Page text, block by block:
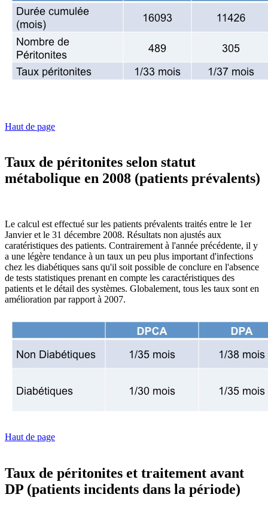
Haut de page
Taux de péritonites selon statut
métabolique en 2008 (patients prévalents)
Le calcul est effectué sur les patients prévalents traités entre le 1er
Janvier et le 31 décembre 2008. Résultats non ajustés aux
caratéristiques des patients. Contrairement à l'année précédente, il y
a une légère tendance à un taux un peu plus important d'infections
chez les diabétiques sans qu'il soit possible de conclure en l'absence
de tests statistiques prenant en compte les caractéristiques des
patients et le détail des systèmes. Globalement, tous les taux sont en
amélioration par rapport à 2007.
Haut de page
Taux de péritonites et traitement avant
DP (patients incidents dans la période)